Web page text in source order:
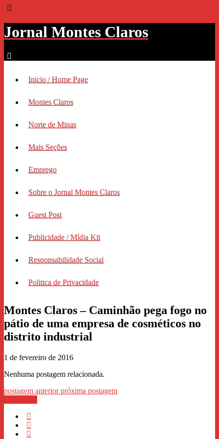
Jornal Montes Claros
Inicio / Home Page
Montes Claros
Norte de Minas
Mais Seções
Emprego
Sobre o Jornal Montes Claros
Guest Post
Publicidade / Mídia Kit
Responsabilidade Social
Politica de Privacidade
Montes Claros – Caminhão pega fogo no
pátio de uma empresa de cosméticos no
distrito industrial
1 de fevereiro de 2016
Nenhuma postagem relacionada.
postagem anteriorpróxima postagem